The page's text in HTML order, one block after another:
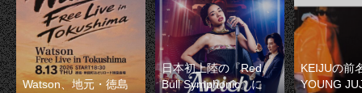
Watson、地元・徳島
日本初上陸の『Red
Bull Symphonic』に
KEIJUの前
YOUNG